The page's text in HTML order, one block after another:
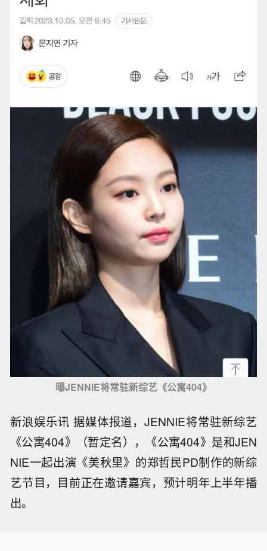
曝JENNIE将常驻新综艺《公寓404》
新浪娱乐讯 据媒体报道，JENNIE将常驻新综艺
《公寓404》（暂定名），《公寓404》是和JEN
NIE一起出演《美秋里》的郑哲民PD制作的新综
艺节目，目前正在邀请嘉宾，预计明年上半年播
出。